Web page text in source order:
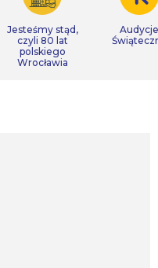
Jesteśmy stąd,
czyli 80 lat
polskiego
Wrocławia
Audycje